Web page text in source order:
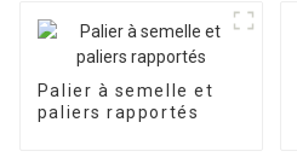
Palier à semelle et
paliers rapportés